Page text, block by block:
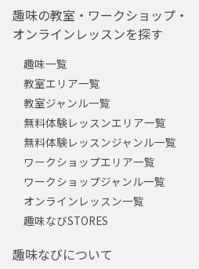
趣味の教室・ワークショップ・
オンラインレッスンを探す
趣味一覧
教室エリア一覧
教室ジャンル一覧
無料体験レッスンエリア一覧
無料体験レッスンジャンル一覧
ワークショップエリア一覧
ワークショップジャンル一覧
オンラインレッスン一覧
趣味なびSTORES
趣味なびについて